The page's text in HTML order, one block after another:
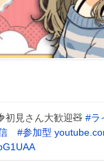
初見さん大歓迎🧸 #ラ
#参加型